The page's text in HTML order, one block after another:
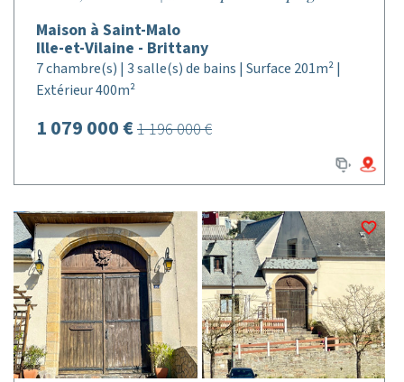
Maison à Saint-Malo
Ille-et-Vilaine - Brittany
7 chambre(s) | 3 salle(s) de bains | Surface 201m² |
Extérieur 400m²
1 079 000 €1 196 000 €